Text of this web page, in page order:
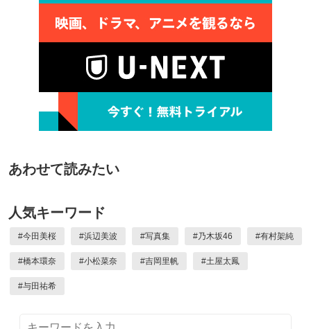
あわせて読みたい
人気キーワード
#今田美桜 #浜辺美波 #写真集 #乃木坂46 #有村架純
#橋本環奈 #小松菜奈 #吉岡里帆 #土屋太鳳
#与田祐希